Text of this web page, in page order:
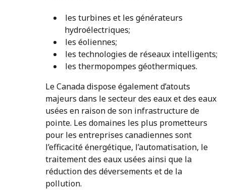
les turbines et les générateurs
hydroélectriques;
les éoliennes;
les technologies de réseaux intelligents;
les thermopompes géothermiques.
Le Canada dispose également d’atouts
majeurs dans le secteur des eaux et des eaux
usées en raison de son infrastructure de
pointe. Les domaines les plus prometteurs
pour les entreprises canadiennes sont
l’efficacité énergétique, l’automatisation, le
traitement des eaux usées ainsi que la
réduction des déversements et de la
pollution.